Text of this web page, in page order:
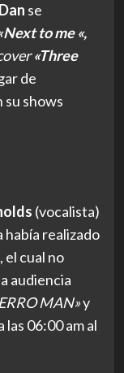
Dan se
to me «,
«Three
de
su shows
(vocalista)
había realizado
el cual no
audiencia
MAN»y
06:00 am al